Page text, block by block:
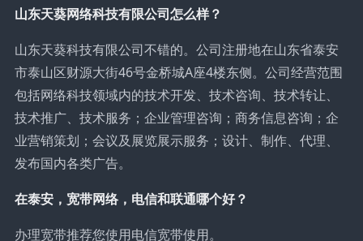
山东天葵网络科技有限公司怎么样？
山东天葵科技有限公司不错的。公司注册地在山东省泰安
市泰山区财源大街46号金桥城A座4楼东侧。公司经营范围
包括网络科技领域内的技术开发、技术咨询、技术转让、
技术推广、技术服务；企业管理咨询；商务信息咨询；企
业营销策划；会议及展览展示服务；设计、制作、代理、
发布国内各类广告。
在泰安，宽带网络，电信和联通哪个好？
办理宽带推荐您使用电信宽带使用。